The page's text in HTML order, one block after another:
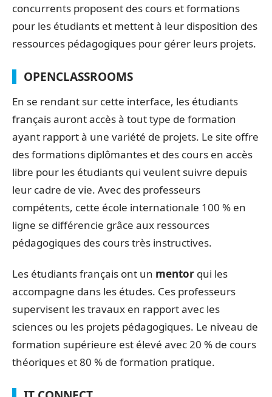
concurrents proposent des cours et formations
pour les étudiants et mettent à leur disposition des
ressources pédagogiques pour gérer leurs projets.
OPENCLASSROOMS
En se rendant sur cette interface, les étudiants
français auront accès à tout type de formation
ayant rapport à une variété de projets. Le site offre
des formations diplômantes et des cours en accès
libre pour les étudiants qui veulent suivre depuis
leur cadre de vie. Avec des professeurs
compétents, cette école internationale 100 % en
ligne se différencie grâce aux ressources
pédagogiques des cours très instructives.
Les étudiants français ont un mentor qui les
accompagne dans les études. Ces professeurs
supervisent les travaux en rapport avec les
sciences ou les projets pédagogiques. Le niveau de
formation supérieure est élevé avec 20 % de cours
théoriques et 80 % de formation pratique.